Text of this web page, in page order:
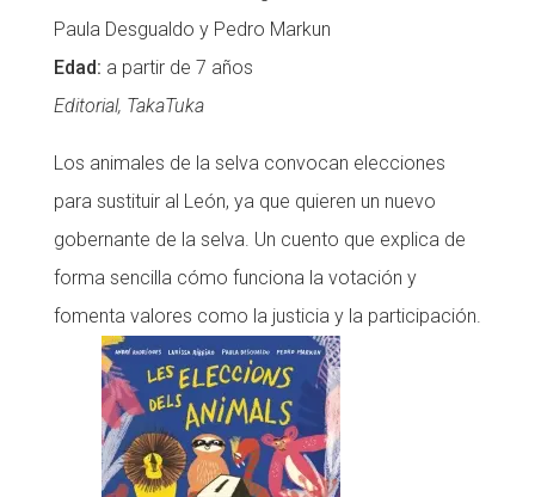
Paula Desgualdo y Pedro Markun
Edad: a partir de 7 años
Editorial, TakaTuka
Los animales de la selva convocan elecciones
para sustituir al León, ya que quieren un nuevo
gobernante de la selva. Un cuento que explica de
forma sencilla cómo funciona la votación y
fomenta valores como la justicia y la participación.